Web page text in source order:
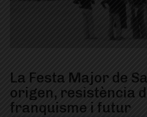
La Festa Major de
origen, resistència
franquisme i futur